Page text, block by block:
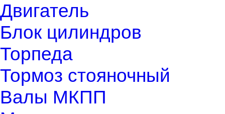
Двигатель
Блок цилиндров
Торпеда
Тормоз стояночный
Валы МКПП